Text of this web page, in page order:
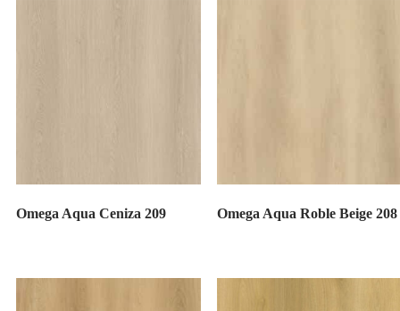
Omega Aqua Ceniza 209 Omega Aqua Roble Beige 208